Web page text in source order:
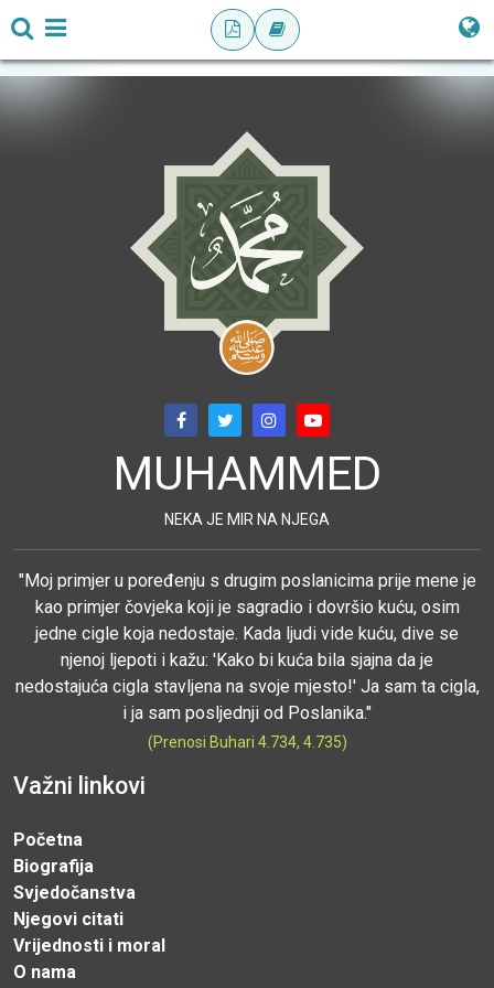
MUHAMMED
NEKA JE MIR NA NJEGA
"Moj primjer u poređenju s drugim poslanicima prije mene je
kao primjer čovjeka koji je sagradio i dovršio kuću, osim
jedne cigle koja nedostaje. Kada ljudi vide kuću, dive se
njenoj ljepoti i kažu: 'Kako bi kuća bila sjajna da je
nedostajuća cigla stavljena na svoje mjesto!' Ja sam ta cigla,
i ja sam posljednji od Poslanika."
(Prenosi Buhari 4.734, 4.735)
Važni linkovi
Početna
Biografija
Svjedočanstva
Njegovi citati
Vrijednosti i moral
O nama